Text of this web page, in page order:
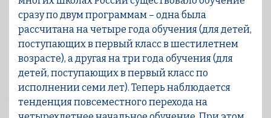
сразу по двум программам – одна была
рассчитана на четыре года обучения (для детей,
поступающих в первый класс в шестилетнем
возрасте), а другая на три года обучения (для
детей, поступающих в первый класс по
исполнении семи лет). Теперь наблюдается
тенденция повсеместного перехода на